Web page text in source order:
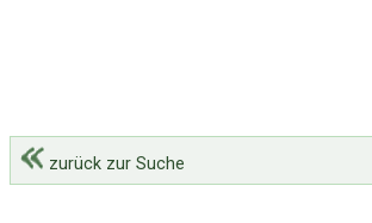
zurück zur Suche